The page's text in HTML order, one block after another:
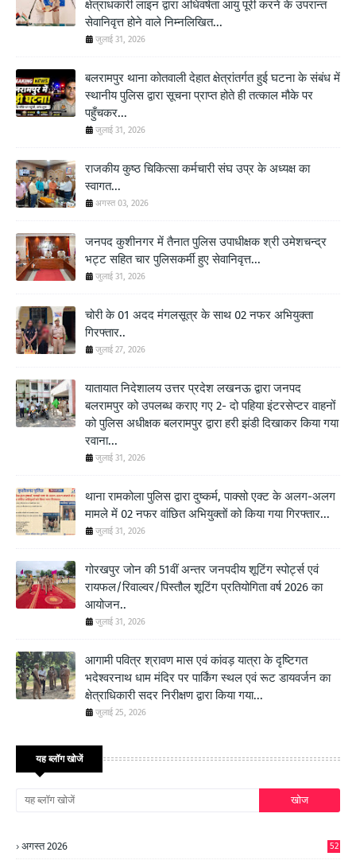
क्षेत्राधकारी लाइन द्वारा अधिवर्षता आयु पूरी करने के उपरान्त
सेवानिवृत्त होने वाले निम्नलिखित...
जुलाई 31, 2026
बलरामपुर थाना कोतवाली देहात क्षेत्रांतर्गत हुई घटना के संबंध में
स्थानीय पुलिस द्वारा सूचना प्राप्त होते ही तत्काल मौके पर
पहुँचकर...
जुलाई 31, 2026
राजकीय कुष्ठ चिकित्सा कर्मचारी संघ उप्र के अध्यक्ष का
स्वागत...
अगस्त 03, 2026
जनपद कुशीनगर में तैनात पुलिस उपाधीक्षक श्री उमेशचन्द्र
भट्ट सहित चार पुलिसकर्मी हुए सेवानिवृत्त...
जुलाई 31, 2026
चोरी के 01 अदद मंगलसूत्र के साथ 02 नफर अभियुक्ता
गिरफ्तार..
जुलाई 27, 2026
यातायात निदेशालय उत्तर प्रदेश लखनऊ द्वारा जनपद
बलरामपुर को उपलब्ध कराए गए 2- दो पहिया इंटरसेप्टर वाहनों
को पुलिस अधीक्षक बलरामपुर द्वारा हरी झंडी दिखाकर किया गया
रवाना...
जुलाई 31, 2026
थाना रामकोला पुलिस द्वारा दुष्कर्म, पाक्सो एक्ट के अलग-अलग
मामले में 02 नफर वांछित अभियुक्तों को किया गया गिरफ्तार...
जुलाई 31, 2026
गोरखपुर जोन की 51वीं अन्तर जनपदीय शूटिंग स्पोर्ट्स एवं
रायफल/रिवाल्वर/पिस्तौल शूटिंग प्रतियोगिता वर्ष 2026 का
आयोजन..
जुलाई 31, 2026
आगामी पवित्र श्रावण मास एवं कांवड़ यात्रा के दृष्टिगत
भदेश्वरनाथ धाम मंदिर पर पार्किंग स्थल एवं रूट डायवर्जन का
क्षेत्राधिकारी सदर निरीक्षण द्वारा किया गया...
जुलाई 25, 2026
यह ब्लॉग खोजें
अगस्त 2026 52